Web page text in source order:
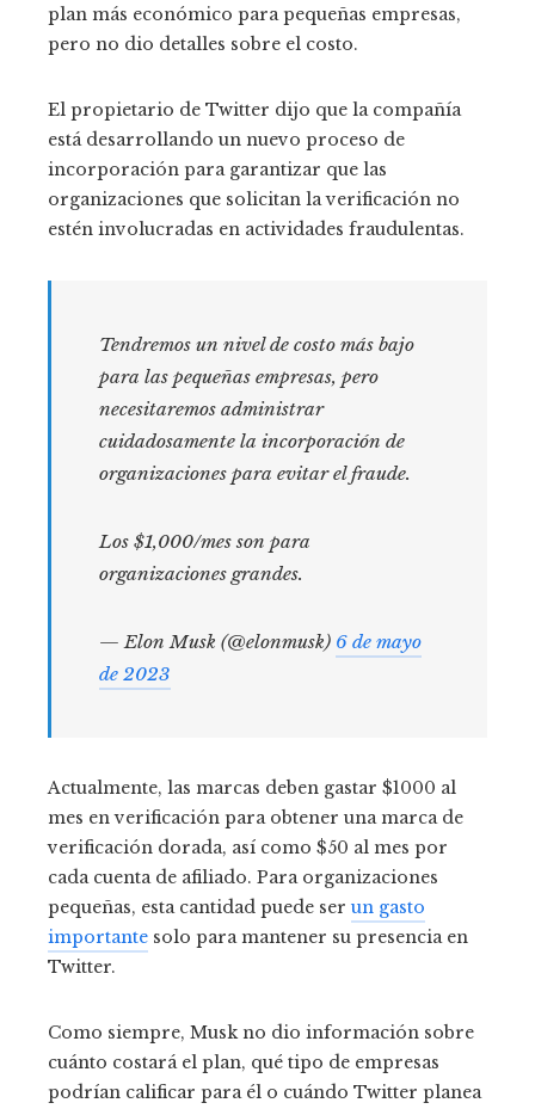
plan más económico para pequeñas empresas,
pero no dio detalles sobre el costo.
El propietario de Twitter dijo que la compañía
está desarrollando un nuevo proceso de
incorporación para garantizar que las
organizaciones que solicitan la verificación no
estén involucradas en actividades fraudulentas.
Tendremos un nivel de costo más bajo
para las pequeñas empresas, pero
necesitaremos administrar
cuidadosamente la incorporación de
organizaciones para evitar el fraude.
Los $1,000/mes son para
organizaciones grandes.
— Elon Musk (@elonmusk) 6 de mayo
de 2023
Actualmente, las marcas deben gastar $1000 al
mes en verificación para obtener una marca de
verificación dorada, así como $50 al mes por
cada cuenta de afiliado. Para organizaciones
pequeñas, esta cantidad puede ser un gasto
importante solo para mantener su presencia en
Twitter.
Como siempre, Musk no dio información sobre
cuánto costará el plan, qué tipo de empresas
podrían calificar para él o cuándo Twitter planea